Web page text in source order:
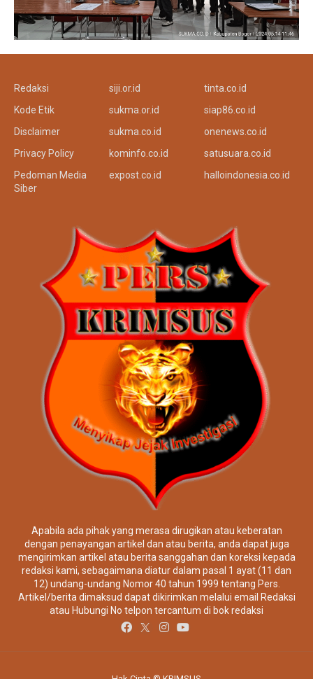
Redaksi
Kode Etik
Disclaimer
Privacy Policy
Pedoman Media
Siber
siji.or.id
sukma.or.id
sukma.co.id
kominfo.co.id
expost.co.id
tinta.co.id
siap86.co.id
onenews.co.id
satusuara.co.id
halloindonesia.co.id
Apabila ada pihak yang merasa dirugikan atau keberatan
dengan penayangan artikel dan atau berita, anda dapat juga
mengirimkan artikel atau berita sanggahan dan koreksi kepada
redaksi kami, sebagaimana diatur dalam pasal 1 ayat (11 dan
12) undang-undang Nomor 40 tahun 1999 tentang Pers.
Artikel/berita dimaksud dapat dikirimkan melalui email Redaksi
atau Hubungi No telpon tercantum di bok redaksi